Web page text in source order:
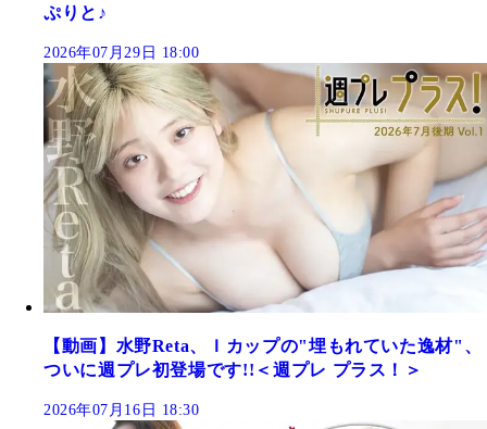
ぷりと♪
2026年07月29日 18:00
【動画】水野Reta、Ｉカップの"埋もれていた逸材"、
ついに週プレ初登場です!!＜週プレ プラス！＞
2026年07月16日 18:30